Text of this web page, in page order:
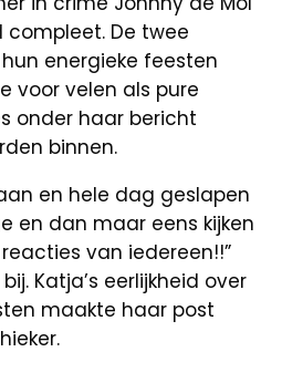
De twee
energieke feesten
voor velen als pure
onder haar bericht
binnen.
en hele dag geslapen
en dan maar eens kijken
van iedereen!!”
Katja’s eerlijkheid over
maakte haar post